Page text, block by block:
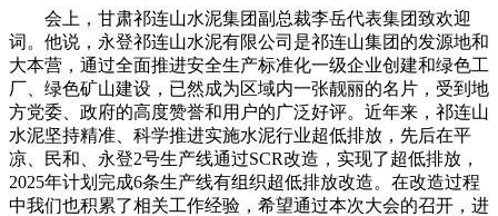
会上，甘肃祁连山水泥集团副总裁李岳代表集团致欢迎
词。他说，永登祁连山水泥有限公司是祁连山集团的发源地和
大本营，通过全面推进安全生产标准化一级企业创建和绿色工
厂、绿色矿山建设，已然成为区域内一张靓丽的名片，受到地
方党委、政府的高度赞誉和用户的广泛好评。近年来，祁连山
水泥坚持精准、科学推进实施水泥行业超低排放，先后在平
凉、民和、永登2号生产线通过SCR改造，实现了超低排放，
2025年计划完成6条生产线有组织超低排放改造。在改造过程
中我们也积累了相关工作经验，希望通过本次大会的召开，进